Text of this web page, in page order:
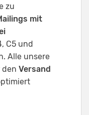
zu
mit
C5 und
Alle unsere
Versand